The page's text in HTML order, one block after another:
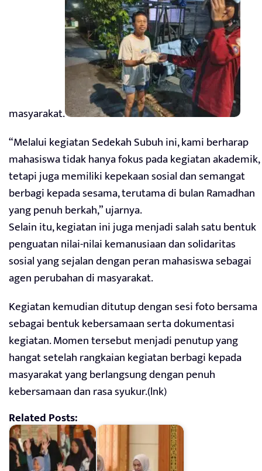
masyarakat.
“Melalui kegiatan Sedekah Subuh ini, kami berharap
mahasiswa tidak hanya fokus pada kegiatan akademik,
tetapi juga memiliki kepekaan sosial dan semangat
berbagi kepada sesama, terutama di bulan Ramadhan
yang penuh berkah,” ujarnya.
Selain itu, kegiatan ini juga menjadi salah satu bentuk
penguatan nilai-nilai kemanusiaan dan solidaritas
sosial yang sejalan dengan peran mahasiswa sebagai
agen perubahan di masyarakat.
Kegiatan kemudian ditutup dengan sesi foto bersama
sebagai bentuk kebersamaan serta dokumentasi
kegiatan. Momen tersebut menjadi penutup yang
hangat setelah rangkaian kegiatan berbagi kepada
masyarakat yang berlangsung dengan penuh
kebersamaan dan rasa syukur.(lnk)
Related Posts: